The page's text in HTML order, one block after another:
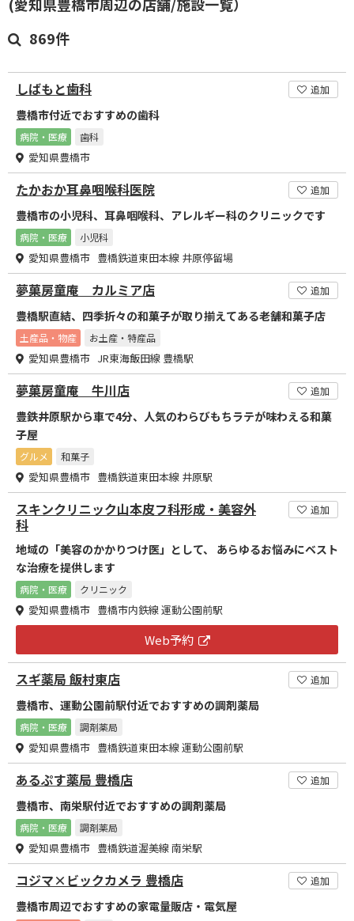
869件
しばもと歯科 追加
豊橋市付近でおすすめの歯科
病院・医療 歯科
愛知県豊橋市
たかおか耳鼻咽喉科医院 追加
豊橋市の小児科、耳鼻咽喉科、アレルギー科のクリニックです
病院・医療 小児科
愛知県豊橋市 豊橋鉄道東田本線 井原停留場
夢菓房童庵 カルミア店 追加
豊橋駅直結、四季折々の和菓子が取り揃えてある老舗和菓子店
土産品・物産 お土産・特産品
愛知県豊橋市 JR東海飯田線 豊橋駅
夢菓房童庵 牛川店 追加
豊鉄井原駅から車で4分、人気のわらびもちラテが味わえる和菓
子屋
グルメ 和菓子
愛知県豊橋市 豊橋鉄道東田本線 井原駅
スキンクリニック山本皮フ科形成・美容外
科
追加
地域の「美容のかかりつけ医」として、 あらゆるお悩みにベスト
な治療を提供します
病院・医療 クリニック
愛知県豊橋市 豊橋市内鉄線 運動公園前駅
Web予約
スギ薬局 飯村東店 追加
豊橋市、運動公園前駅付近でおすすめの調剤薬局
病院・医療 調剤薬局
愛知県豊橋市 豊橋鉄道東田本線 運動公園前駅
あるぷす薬局 豊橋店 追加
豊橋市、南栄駅付近でおすすめの調剤薬局
病院・医療 調剤薬局
愛知県豊橋市 豊橋鉄道渥美線 南栄駅
コジマ×ビックカメラ 豊橋店 追加
豊橋市周辺でおすすめの家電量販店・電気屋